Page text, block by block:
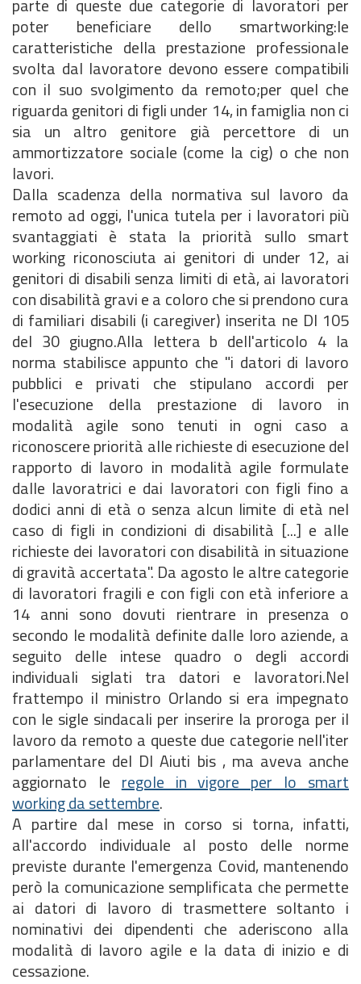
parte di queste due categorie di lavoratori per
poter beneficiare dello smartworking:le
caratteristiche della prestazione professionale
svolta dal lavoratore devono essere compatibili
con il suo svolgimento da remoto;per quel che
riguarda genitori di figli under 14, in famiglia non ci
sia un altro genitore già percettore di un
ammortizzatore sociale (come la cig) o che non
lavori.
Dalla scadenza della normativa sul lavoro da
remoto ad oggi, l'unica tutela per i lavoratori più
svantaggiati è stata la priorità sullo smart
working riconosciuta ai genitori di under 12, ai
genitori di disabili senza limiti di età, ai lavoratori
con disabilità gravi e a coloro che si prendono cura
di familiari disabili (i caregiver) inserita ne Dl 105
del 30 giugno.Alla lettera b dell'articolo 4 la
norma stabilisce appunto che "i datori di lavoro
pubblici e privati che stipulano accordi per
l'esecuzione della prestazione di lavoro in
modalità agile sono tenuti in ogni caso a
riconoscere priorità alle richieste di esecuzione del
rapporto di lavoro in modalità agile formulate
dalle lavoratrici e dai lavoratori con figli fino a
dodici anni di età o senza alcun limite di età nel
caso di figli in condizioni di disabilità [...] e alle
richieste dei lavoratori con disabilità in situazione
di gravità accertata". Da agosto le altre categorie
di lavoratori fragili e con figli con età inferiore a
14 anni sono dovuti rientrare in presenza o
secondo le modalità definite dalle loro aziende, a
seguito delle intese quadro o degli accordi
individuali siglati tra datori e lavoratori.Nel
frattempo il ministro Orlando si era impegnato
con le sigle sindacali per inserire la proroga per il
lavoro da remoto a queste due categorie nell'iter
parlamentare del Dl Aiuti bis , ma aveva anche
aggiornato le regole in vigore per lo smart
working da settembre.
A partire dal mese in corso si torna, infatti,
all'accordo individuale al posto delle norme
previste durante l'emergenza Covid, mantenendo
però la comunicazione semplificata che permette
ai datori di lavoro di trasmettere soltanto i
nominativi dei dipendenti che aderiscono alla
modalità di lavoro agile e la data di inizio e di
cessazione.